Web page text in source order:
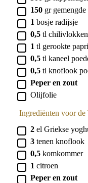
▢
150 gr gemengde
▢
1 bosje radijsje
▢
0,5 tl chilivlokken
▢
1 tl gerookte
▢
0,5 tl kaneel
▢
0,5 tl knoflook
▢
Peper en zout
▢
Olijfolie
Ingrediënten voor
▢
2 el Griekse
▢
3 tenen knoflook
▢
0,5 komkommer
▢
1 citroen
▢
Peper en zout